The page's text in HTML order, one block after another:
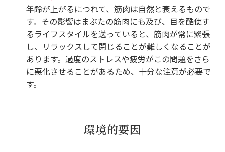
年齢が上がるにつれて、筋肉は自然と衰えるもので
す。その影響はまぶたの筋肉にも及び、目を酷使す
るライフスタイルを送っていると、筋肉が常に緊張
し、リラックスして閉じることが難しくなることが
あります。過度のストレスや疲労がこの問題をさら
に悪化させることがあるため、十分な注意が必要で
す。
環境的要因